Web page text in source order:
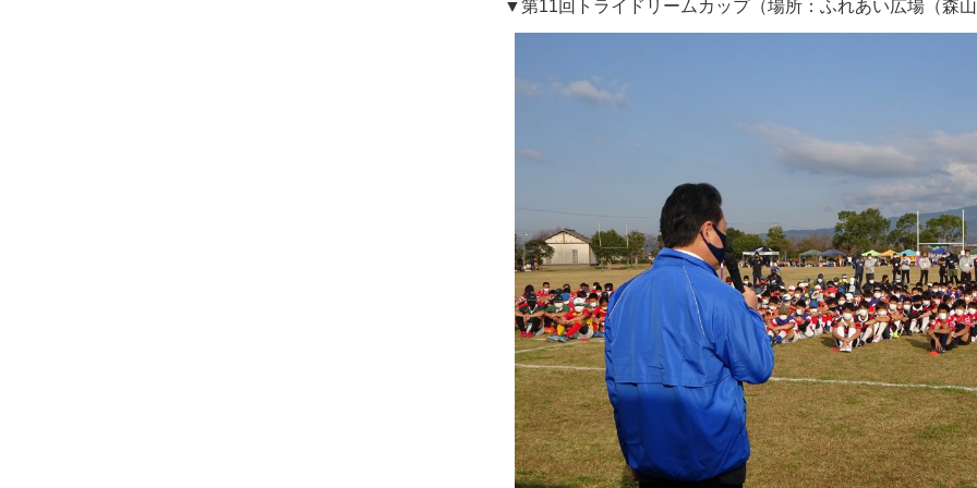
▼第11回トライドリームカップ（場所：ふれあい広場（森